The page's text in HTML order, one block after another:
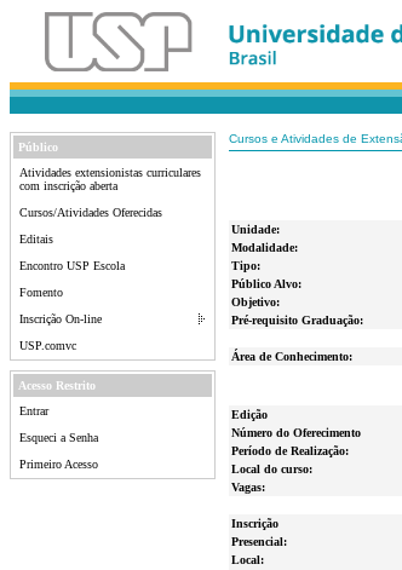
Público
Atividades extensionistas curriculares
com inscrição aberta
Cursos/Atividades Oferecidas
Editais
Encontro USP Escola
Fomento
Inscrição On-line
USP.comvc
Acesso Restrito
Entrar
Esqueci a Senha
Primeiro Acesso
Cursos e Atividades de
Unidade:
Modalidade:
Tipo:
Público Alvo:
Objetivo:
Pré-requisito Graduação:
Área de Conhecimento:
Edição
Número do Oferecimento
Período de Realização:
Local do curso:
Vagas:
Inscrição
Presencial:
Local: